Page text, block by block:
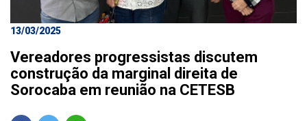
13/03/2025
Vereadores progressistas discutem
construção da marginal direita de
Sorocaba em reunião na CETESB